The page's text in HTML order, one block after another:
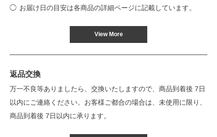
お届け日の目安は各商品の詳細ページに記載しています。
View More
返品交換
万一不良等ありましたら、交換いたしますので、商品到着後 7日
以内にご連絡ください。お客様ご都合の場合は、未使用に限り、
商品到着後 7日以内に承ります。